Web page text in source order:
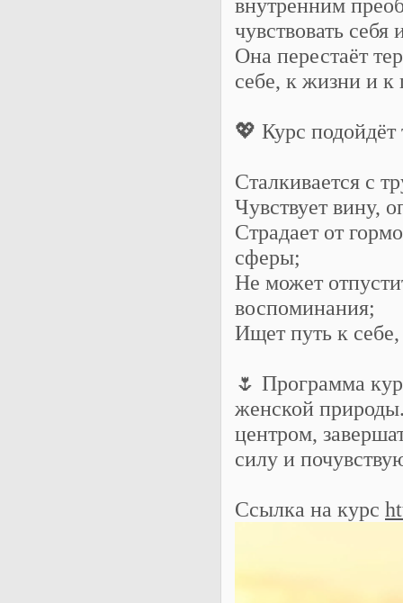
внутренним
чувствовать
Она перестаёт
себе, к жизни и к
💖 Курс подойдёт
Сталкивается с
Чувствует вину,
Страдает от
сферы;
Не может
воспоминания;
Ищет путь к
🌷 Программа
женской
центром,
силу и
Ссылка на курс